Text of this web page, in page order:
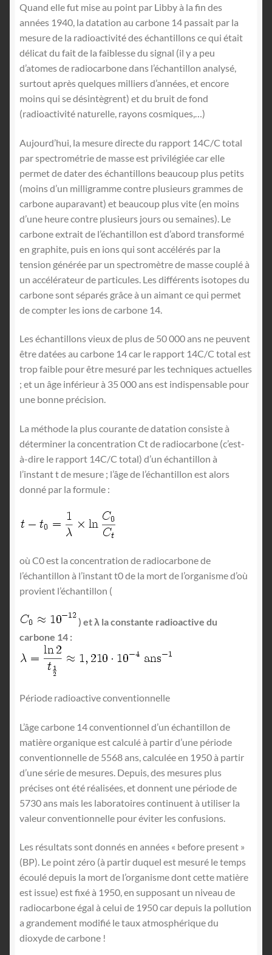
Quand elle fut mise au point par Libby à la fin des
années 1940, la datation au carbone 14 passait par la
mesure de la radioactivité des échantillons ce qui était
délicat du fait de la faiblesse du signal (il y a peu
d’atomes de radiocarbone dans l’échantillon analysé,
surtout après quelques milliers d’années, et encore
moins qui se désintègrent) et du bruit de fond
(radioactivité naturelle, rayons cosmiques,…)
Aujourd’hui, la mesure directe du rapport 14C/C total
par spectrométrie de masse est privilégiée car elle
permet de dater des échantillons beaucoup plus petits
(moins d’un milligramme contre plusieurs grammes de
carbone auparavant) et beaucoup plus vite (en moins
d’une heure contre plusieurs jours ou semaines). Le
carbone extrait de l’échantillon est d’abord transformé
en graphite, puis en ions qui sont accélérés par la
tension générée par un spectromètre de masse couplé à
un accélérateur de particules. Les différents isotopes du
carbone sont séparés grâce à un aimant ce qui permet
de compter les ions de carbone 14.
Les échantillons vieux de plus de 50 000 ans ne peuvent
être datées au carbone 14 car le rapport 14C/C total est
trop faible pour être mesuré par les techniques actuelles
; et un âge inférieur à 35 000 ans est indispensable pour
une bonne précision.
La méthode la plus courante de datation consiste à
déterminer la concentration Ct de radiocarbone (c’est-
à-dire le rapport 14C/C total) d’un échantillon à
l’instant t de mesure ; l’âge de l’échantillon est alors
donné par la formule :
où C0 est la concentration de radiocarbone de
l’échantillon à l’instant t0 de la mort de l’organisme d’où
provient l’échantillon (
) et λ la constante radioactive du
carbone 14 :
Période radioactive conventionnelle
L’âge carbone 14 conventionnel d’un échantillon de
matière organique est calculé à partir d’une période
conventionnelle de 5568 ans, calculée en 1950 à partir
d’une série de mesures. Depuis, des mesures plus
précises ont été réalisées, et donnent une période de
5730 ans mais les laboratoires continuent à utiliser la
valeur conventionnelle pour éviter les confusions.
Les résultats sont donnés en années « before present »
(BP). Le point zéro (à partir duquel est mesuré le temps
écoulé depuis la mort de l’organisme dont cette matière
est issue) est fixé à 1950, en supposant un niveau de
radiocarbone égal à celui de 1950 car depuis la pollution
a grandement modifié le taux atmosphérique du
dioxyde de carbone !